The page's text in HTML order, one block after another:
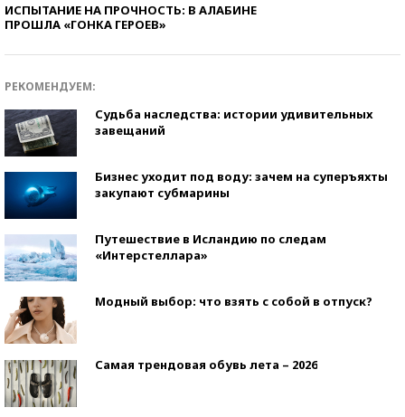
ИСПЫТАНИЕ НА ПРОЧНОСТЬ: В АЛАБИНЕ
ПРОШЛА «ГОНКА ГЕРОЕВ»
РЕКОМЕНДУЕМ:
Судьба наследства: истории удивительных
завещаний
Бизнес уходит под воду: зачем на суперъяхты
закупают субмарины
Путешествие в Исландию по следам
«Интерстеллара»
Модный выбор: что взять с собой в отпуск?
Самая трендовая обувь лета – 2026